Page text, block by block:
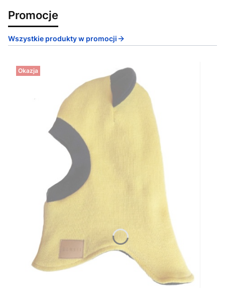
Promocje
Wszystkie produkty w promocji
Okazja